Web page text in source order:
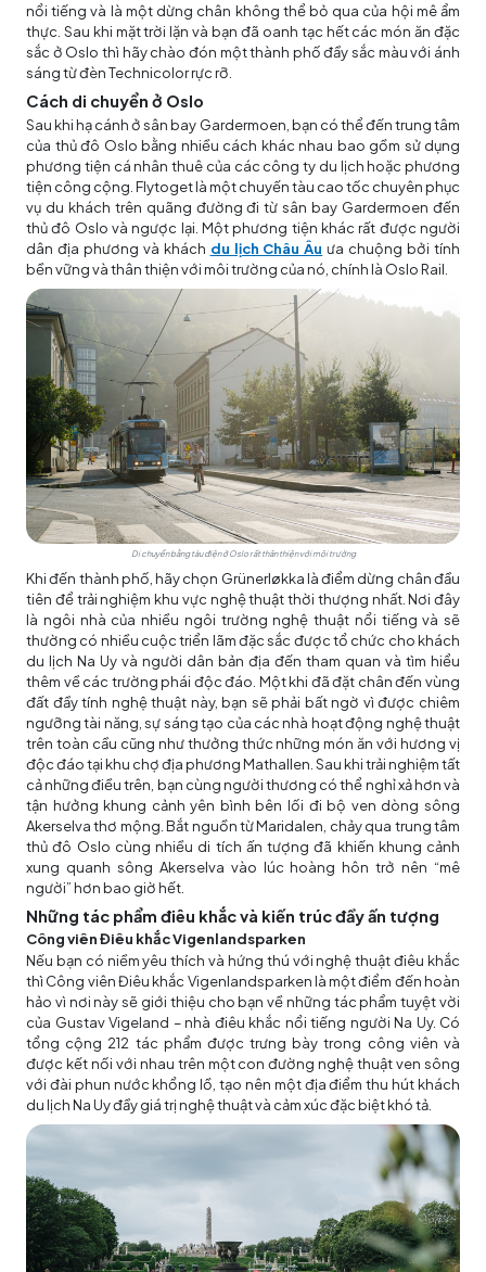
nổi tiếng và là một dừng chân không thể bỏ qua của hội mê ẩm
thực. Sau khi mặt trời lặn và bạn đã oanh tạc hết các món ăn đặc
sắc ở Oslo thì hãy chào đón một thành phố đầy sắc màu với ánh
sáng từ đèn Technicolor rực rỡ.
Cách di chuyển ở Oslo
Sau khi hạ cánh ở sân bay Gardermoen, bạn có thể đến trung tâm
của thủ đô Oslo bằng nhiều cách khác nhau bao gồm sử dụng
phương tiện cá nhân thuê của các công ty du lịch hoặc phương
tiện công cộng. Flytoget là một chuyến tàu cao tốc chuyên phục
vụ du khách trên quãng đường đi từ sân bay Gardermoen đến
thủ đô Oslo và ngược lại. Một phương tiện khác rất được người
dân địa phương và khách du lịch Châu Âu ưa chuộng bởi tính
bền vững và thân thiện với môi trường của nó, chính là Oslo Rail.
Di chuyển bằng tàu điện ở Oslo rất thân thiện với môi trường
Khi đến thành phố, hãy chọn Grünerløkka là điểm dừng chân đầu
tiên để trải nghiệm khu vực nghệ thuật thời thượng nhất. Nơi đây
là ngôi nhà của nhiều ngôi trường nghệ thuật nổi tiếng và sẽ
thường có nhiều cuộc triển lãm đặc sắc được tổ chức cho khách
du lịch Na Uy và người dân bản địa đến tham quan và tìm hiểu
thêm về các trường phái độc đáo. Một khi đã đặt chân đến vùng
đất đầy tính nghệ thuật này, bạn sẽ phải bất ngờ vì được chiêm
ngưỡng tài năng, sự sáng tạo của các nhà hoạt động nghệ thuật
trên toàn cầu cũng như thưởng thức những món ăn với hương vị
độc đáo tại khu chợ địa phương Mathallen. Sau khi trải nghiệm tất
cả những điều trên, bạn cùng người thương có thể nghỉ xả hơn và
tận hưởng khung cảnh yên bình bên lối đi bộ ven dòng sông
Akerselva thơ mộng. Bắt nguồn từ Maridalen, chảy qua trung tâm
thủ đô Oslo cùng nhiều di tích ấn tượng đã khiến khung cảnh
xung quanh sông Akerselva vào lúc hoàng hôn trở nên “mê
người” hơn bao giờ hết.
Những tác phẩm điêu khắc và kiến trúc đầy ấn tượng
Công viên Điêu khắc Vigenlandsparken
Nếu bạn có niềm yêu thích và hứng thú với nghệ thuật điêu khắc
thì Công viên Điêu khắc Vigenlandsparken là một điểm đến hoàn
hảo vì nơi này sẽ giới thiệu cho bạn về những tác phẩm tuyệt vời
của Gustav Vigeland – nhà điêu khắc nổi tiếng người Na Uy. Có
tổng cộng 212 tác phẩm được trưng bày trong công viên và
được kết nối với nhau trên một con đường nghệ thuật ven sông
với đài phun nước khổng lồ, tạo nên một địa điểm thu hút khách
du lịch Na Uy đầy giá trị nghệ thuật và cảm xúc đặc biệt khó tả.